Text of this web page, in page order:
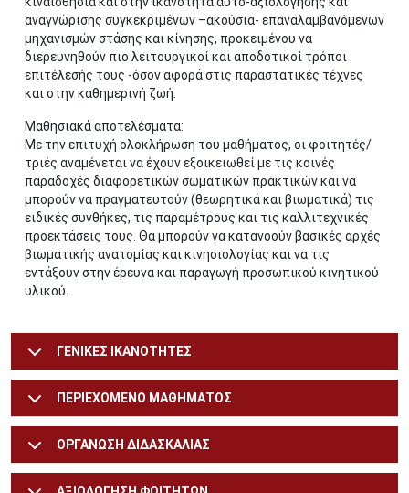
αναγνώρισης συγκεκριμένων –ακούσια- επαναλαμβανόμενων
μηχανισμών στάσης και κίνησης, προκειμένου να
διερευνηθούν πιο λειτουργικοί και αποδοτικοί τρόποι
επιτέλεσής τους -όσον αφορά στις παραστατικές τέχνες
και στην καθημερινή ζωή.
Μαθησιακά αποτελέσματα:
Με την επιτυχή ολοκλήρωση του μαθήματος, οι φοιτητές/
τριές αναμένεται να έχουν εξοικειωθεί με τις κοινές
παραδοχές διαφορετικών σωματικών πρακτικών και να
μπορούν να πραγματευτούν (θεωρητικά και βιωματικά) τις
ειδικές συνθήκες, τις παραμέτρους και τις καλλιτεχνικές
προεκτάσεις τους. Θα μπορούν να κατανοούν βασικές αρχές
βιωματικής ανατομίας και κινησιολογίας και να τις
εντάξουν στην έρευνα και παραγωγή προσωπικού κινητικού
υλικού.
ΓΕΝΙΚΕΣ ΙΚΑΝΟΤΗΤΕΣ
ΠΕΡΙΕΧΟΜΕΝΟ ΜΑΘΗΜΑΤΟΣ
ΟΡΓΑΝΩΣΗ ΔΙΔΑΣΚΑΛΙΑΣ